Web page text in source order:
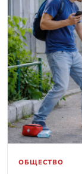
ОБЩЕСТВО